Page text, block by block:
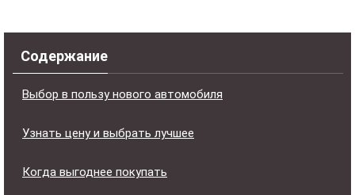
Содержание
Выбор в пользу нового автомобиля
Узнать цену и выбрать лучшее
Когда выгоднее покупать